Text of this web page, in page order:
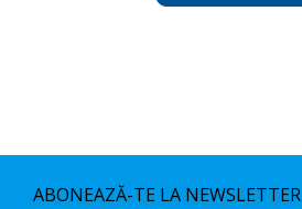
ABONEAZĂ-TE LA NEWSLETTER